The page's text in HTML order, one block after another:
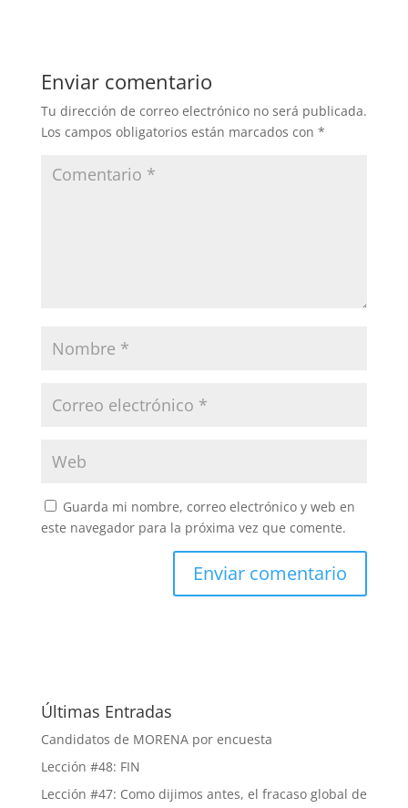
Enviar comentario
Tu dirección de correo electrónico no será publicada.
Los campos obligatorios están marcados con *
Guarda mi nombre, correo electrónico y web en
este navegador para la próxima vez que comente.
Últimas Entradas
Candidatos de MORENA por encuesta
Lección #48: FIN
Lección #47: Como dijimos antes, el fracaso global de